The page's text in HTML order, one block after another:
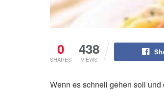
0
SHARES
438
VIEWS
Wenn es schnell gehen soll